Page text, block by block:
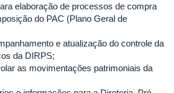
elaboração de processos de compra
do PAC (Plano Geral de
e atualização do controle da
da DIRPS;
as movimentações patrimoniais da